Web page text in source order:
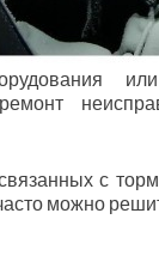
с
можно